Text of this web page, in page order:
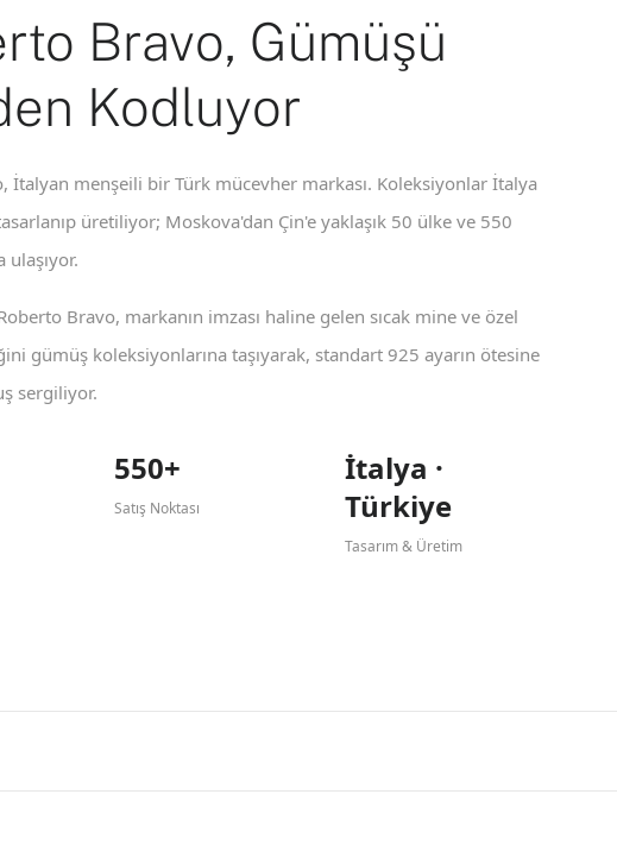
Bravo, Gümüşü
Kodluyor
İtalyan menşeili bir Türk mücevher markası. Koleksiyonlar İtalya
üretiliyor; Moskova'dan Çin'e yaklaşık 50 ülke ve 550
ulaşıyor.
Bravo, markanın imzası haline gelen sıcak mine ve özel
gümüş koleksiyonlarına taşıyarak, standart 925 ayarın ötesine
sergiliyor.
550+
Satış Noktası
İtalya ·
Türkiye
Tasarım & Üretim